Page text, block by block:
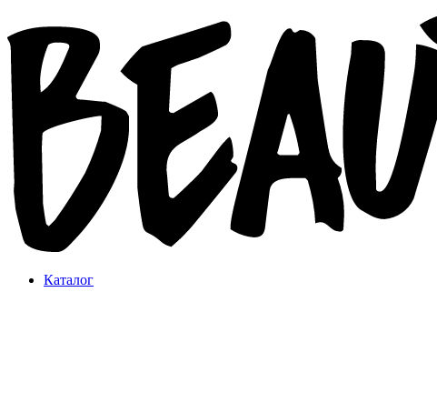
Каталог